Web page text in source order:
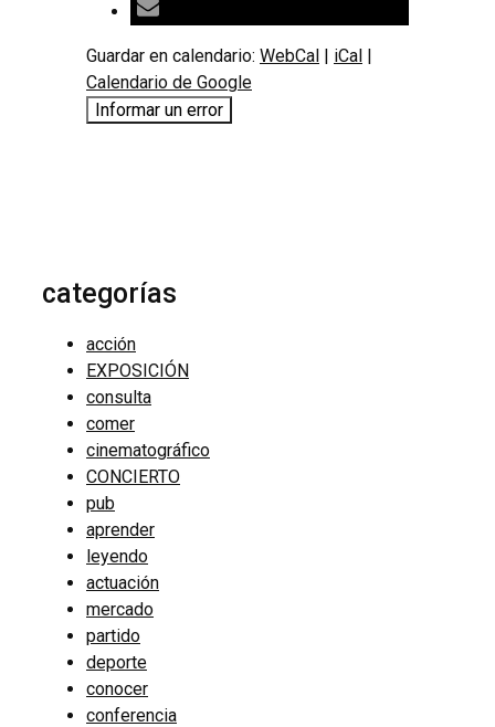
Guardar en calendario: WebCal | iCal |
Calendario de Google
Informar un error
categorías
acción
EXPOSICIÓN
consulta
comer
cinematográfico
CONCIERTO
pub
aprender
leyendo
actuación
mercado
partido
deporte
conocer
conferencia